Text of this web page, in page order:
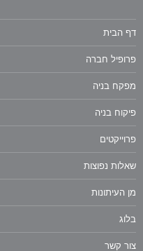
דף הבית
פרופיל חברה
מפקח בניה
פיקוח בניה
פרוייקטים
שאלות נפוצות
מן העיתונות
בלוג
צור קשר